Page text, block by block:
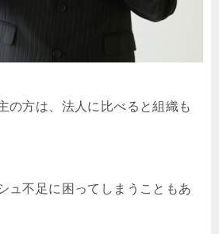
の方は、法人に比べると組織も
ュ不足に困ってしまうこともあ